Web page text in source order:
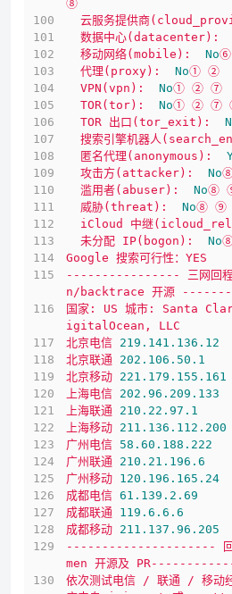
⑧
云服务提供商
数据中心(datacenter):
移动网络(mobile):
No⑥
代理(proxy):
No① ②
VPN(vpn):
No① ② ⑦
TOR(tor):
No① ② ⑦
TOR 出口(tor_exit):
搜索引擎机器人
匿名代理(anonymous):
攻击方(attacker):
No
滥用者(abuser):
No⑧
威胁(threat):
No⑧ ⑨
iCloud
中继
未分配 IP(bogon): No
Google 搜索可行性：YES
----------------
三网回
n/backtrace 开源
国家:
US 城市: Santa
igitalOcean,
LLC
北京电信 219.141 .136 .12
北京联通
202.106 .50 .1
北京移动 221.179 .155 .161
上海电信 202.96 .209 .133
上海联通
210.22 .97 .1
上海移动 211.136 .112 .200
广州电信 58.60 .188 .222
广州联通
210.21 .196 .6
广州移动 120.196 .165 .24
成都电信 61.139 .2 .69
成都联通
119.6 .6 .6
成都移动 211.137 .96 .205
---------------------
men 开源及
依次测试电信
/ 联通 / 移动